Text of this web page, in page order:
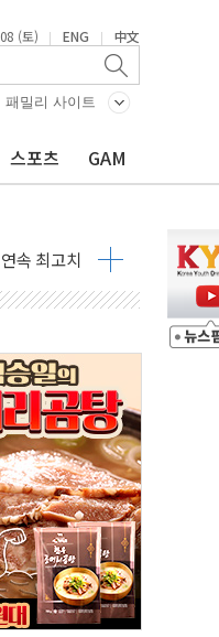
(토) | ENG | 中文
패밀리 사이트
스포츠 GAM